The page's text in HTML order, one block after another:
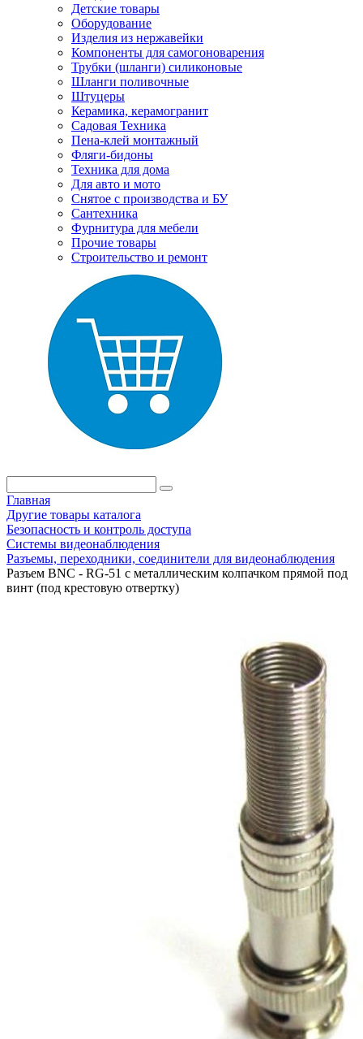
Детские товары
Оборудование
Изделия из нержавейки
Компоненты для самогоноварения
Трубки (шланги) силиконовые
Шланги поливочные
Штуцеры
Керамика, керамогранит
Садовая Техника
Пена-клей монтажный
Фляги-бидоны
Техника для дома
Для авто и мото
Снятое с производства и БУ
Сантехника
Фурнитура для мебели
Прочие товары
Строительство и ремонт
Главная
Другие товары каталога
Безопасность и контроль доступа
Системы видеонаблюдения
Разъемы, переходники, соединители для видеонаблюдения
Разъем BNC - RG-51 с металлическим колпачком прямой под
винт (под крестовую отвертку)